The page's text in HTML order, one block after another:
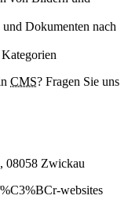
Dokumenten nach
CMS? Fragen Sie uns
08058 Zwickau
websites